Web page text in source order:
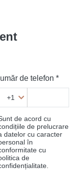
de telefon *
+1
de acord cu
de prelucrare
datelor cu caracter
în
cu
de